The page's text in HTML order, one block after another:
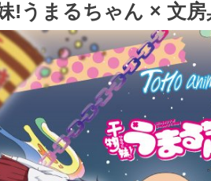
!うまるちゃん × 文